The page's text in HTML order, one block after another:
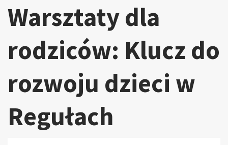
Warsztaty dla
rodziców: Klucz do
rozwoju dzieci w
Regułach